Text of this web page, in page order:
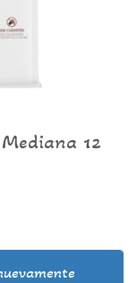
12